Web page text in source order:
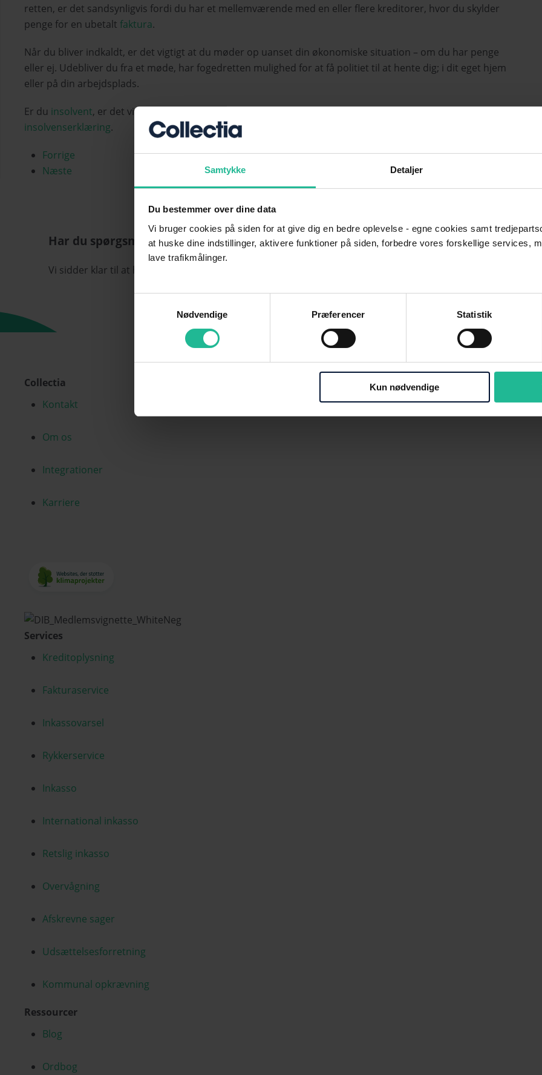
Samtykke Detaljer
Du bestemmer over dine data
Vi bruger cookies på siden for at give dig en bedre oplevelse - egne cookies samt
at huske dine indstillinger, aktivere funktioner på siden, forbedre vores forskellige services,
lave trafikmålinger.
Nødvendige
Præferencer Statistik
Kun nødvendige
retten, er det sandsynligvis fordi du har et mellemværende med en eller flere kreditorer, hvor du skylder
penge for en ubetalt faktura.
Når du bliver indkaldt, er det vigtigt at du møder op uanset din økonomiske situation – om du har penge
eller ej. Udebliver du fra et møde, har fogedretten mulighed for at få politiet til at hente dig; i dit eget hjem
eller på din arbejdsplads.
Er du insolvent, er det vigtigt at du møder personligt frem og forklarer dette og afgiver en såkaldt
insolvenserklæring.
Forrige
Næste
Har du spørgsmål?
Vi sidder klar til at hjælpe dig, hvis du har spørgsmål eller vil vide mere om vores services.
Collectia
Kontakt
Om os
Integrationer
Karriere
Services
Kreditoplysning
Fakturaservice
Inkassovarsel
Rykkerservice
Inkasso
International inkasso
Retslig inkasso
Overvågning
Afskrevne sager
Udsættelsesforretning
Kommunal opkrævning
Ressourcer
Blog
Ordbog